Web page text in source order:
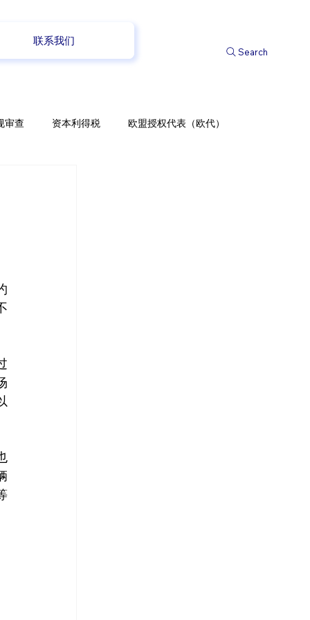
联系我们
Search
审查 资本利得税 欧盟授权代表（欧代）